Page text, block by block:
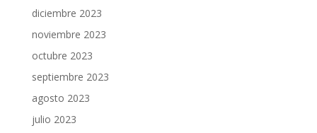
diciembre 2023
noviembre 2023
octubre 2023
septiembre 2023
agosto 2023
julio 2023